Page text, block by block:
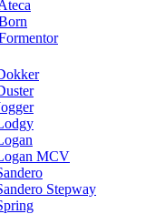
MCV
Stepway